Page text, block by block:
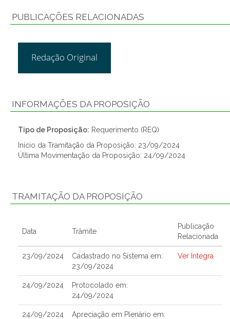
PUBLICAÇÕES RELACIONADAS
Redação Original
INFORMAÇÕES DA PROPOSIÇÃO
Tipo de Proposição: Requerimento (REQ)
Início da Tramitação da Proposição: 23/09/2024
Última Movimentação da Proposição: 24/09/2024
TRAMITAÇÃO DA PROPOSIÇÃO
Data Trâmite
Publicação
Relacionada
23/09/2024
Cadastrado no Sistema em:
23/09/2024
Ver Íntegra
24/09/2024
Protocolado em:
24/09/2024
24/09/2024
Apreciação em Plenário em: